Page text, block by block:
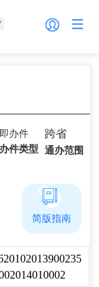
即办件
办件类型
跨省
通办范围
简版指南